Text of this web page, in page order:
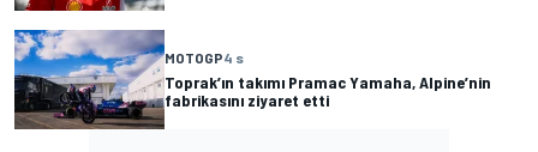
MOTOGP4 s
Toprak’ın takımı Pramac Yamaha, Alpine’nin
fabrikasını ziyaret etti